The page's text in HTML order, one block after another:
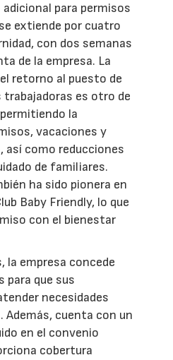
para permisos
extiende por cuatro
con dos semanas
de la empresa. La
retorno al puesto de
trabajadoras es otro de
la
vacaciones y
así como reducciones
de familiares.
ha sido pionera en
Baby Friendly, lo que
con el bienestar
la empresa concede
para que sus
necesidades
cuenta con un
en el convenio
cobertura